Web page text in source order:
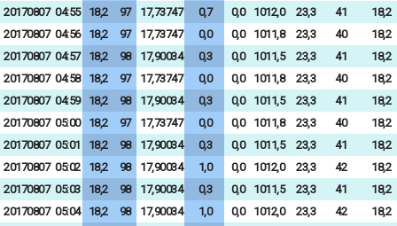
20170807 04:55 18,2 97 17,73747 0,7 0,0 1012,0 23,3 41
18,2
20170807 04:56 18,2 97 17,73747 0,0 0,0 1011,8 23,3 40
18,2
20170807 04:57 18,2 98 17,90034 0,3 0,0 1011,5 23,3 41
18,2
20170807 04:58 18,2 97 17,73747 0,0 0,0 1011,8 23,3 40
18,2
20170807 04:59 18,2 98 17,90034 0,3 0,0 1011,5 23,3 41
18,2
20170807 05:00 18,2 97 17,73747 0,0 0,0 1011,8 23,3 40
18,2
20170807 05:01 18,2 98 17,90034 0,3 0,0 1011,5 23,3 41
18,2
20170807 05:02 18,2 98 17,90034 1,0 0,0 1012,0 23,3 42
18,2
20170807 05:03 18,2 98 17,90034 0,3 0,0 1011,5 23,3 41
18,2
20170807 05:04 18,2 98 17,90034 1,0 0,0 1012,0 23,3 42
18,2